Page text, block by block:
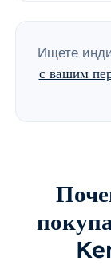
Ищете
с вашим